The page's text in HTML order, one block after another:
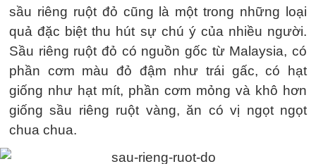
sầu riêng ruột đỏ cũng là một trong những loại
quả đặc biệt thu hút sự chú ý của nhiều người.
Sầu riêng ruột đỏ có nguồn gốc từ Malaysia, có
phần cơm màu đỏ đậm như trái gấc, có hạt
giống như hạt mít, phần cơm mỏng và khô hơn
giống sầu riêng ruột vàng, ăn có vị ngọt ngọt
chua chua.